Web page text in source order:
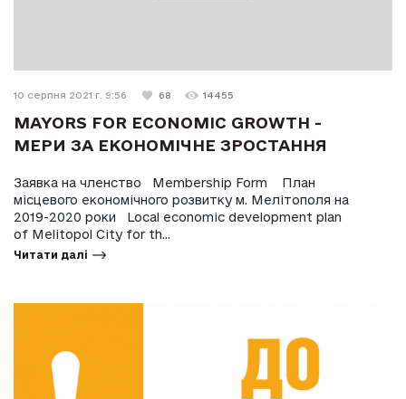
10 серпня 2021 г. 9:56 68 14455
MAYORS FOR ECONOMIC GROWTH -
МЕРИ ЗА ЕКОНОМІЧНЕ ЗРОСТАННЯ
Заявка на членство Membership Form План
місцевого економічного розвитку м. Мелітополя на
2019-2020 роки Local economic development plan
of Melitopol City for th...
Читати далі